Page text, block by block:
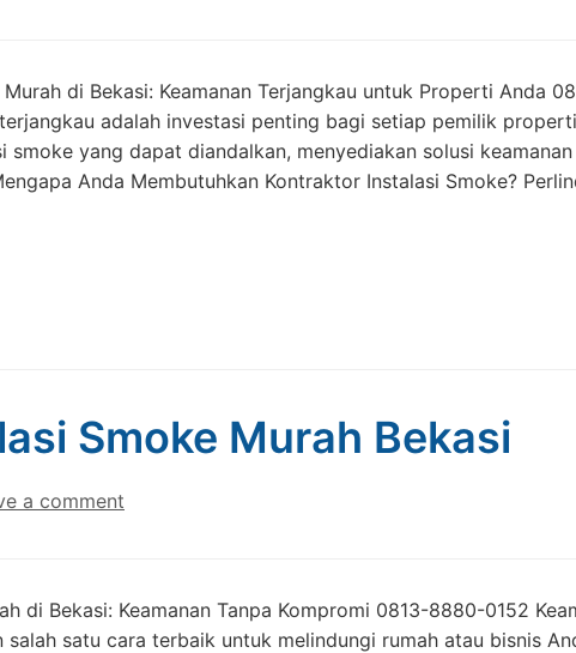
di Bekasi: Keamanan Terjangkau untuk Properti Anda
adalah investasi penting bagi setiap pemilik
smoke yang dapat diandalkan, menyediakan solusi
Anda Membutuhkan Kontraktor Instalasi Smoke?
Smoke Murah Bekasi
a comment
di Bekasi: Keamanan Tanpa Kompromi 0813-8880-0152
satu cara terbaik untuk melindungi rumah atau bisnis